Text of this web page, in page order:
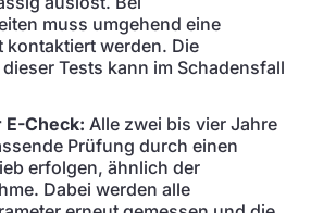
muss umgehend eine
kontaktiert werden. Die
Tests kann im Schadensfall
Check: Alle zwei bis vier Jahre
Prüfung durch einen
erfolgen, ähnlich der
Dabei werden alle